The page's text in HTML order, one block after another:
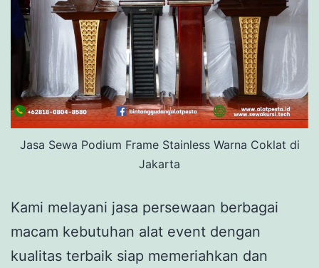
Jasa Sewa Podium Frame Stainless Warna Coklat di
Jakarta
Kami melayani jasa persewaan berbagai
macam kebutuhan alat event dengan
kualitas terbaik siap memeriahkan dan